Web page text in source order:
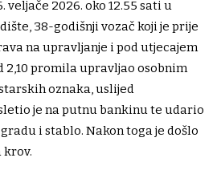
veljače 2026. oko 12.55 sati u
38-godišnji vozač koji je prije
na upravljanje i pod utjecajem
2,10 promila upravljao osobnim
oznaka, uslijed
je na putnu bankinu te udario
i stablo. Nakon toga je došlo
krov.